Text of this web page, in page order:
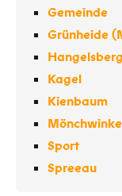
Gemeinde
Grünheide
Hangelsberg
Kagel
Kienbaum
Sport
Spreeau